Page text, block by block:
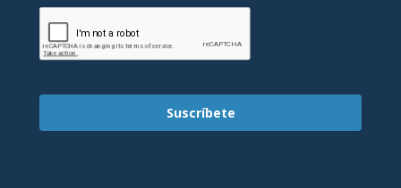
Suscríbete